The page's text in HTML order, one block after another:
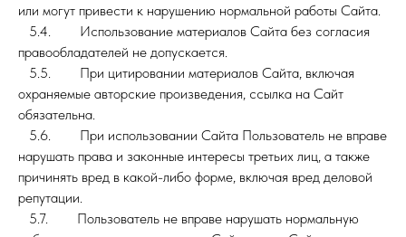
или могут привести к нарушению нормальной работы Сайта.
5.4. Использование материалов Сайта без согласия
правообладателей не допускается.
5.5. При цитировании материалов Сайта, включая
охраняемые авторские произведения, ссылка на Сайт
обязательна.
5.6. При использовании Сайта Пользователь не вправе
нарушать права и законные интересы третьих лиц, а также
причинять вред в какой-либо форме, включая вред деловой
репутации.
5.7. Пользователь не вправе нарушать нормальную